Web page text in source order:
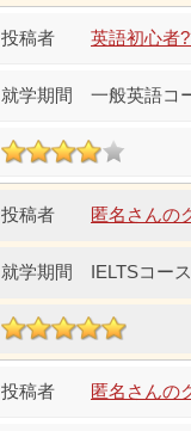
英語初心者
一般英語コ
匿名さんの
IELTSコー
匿名さんの